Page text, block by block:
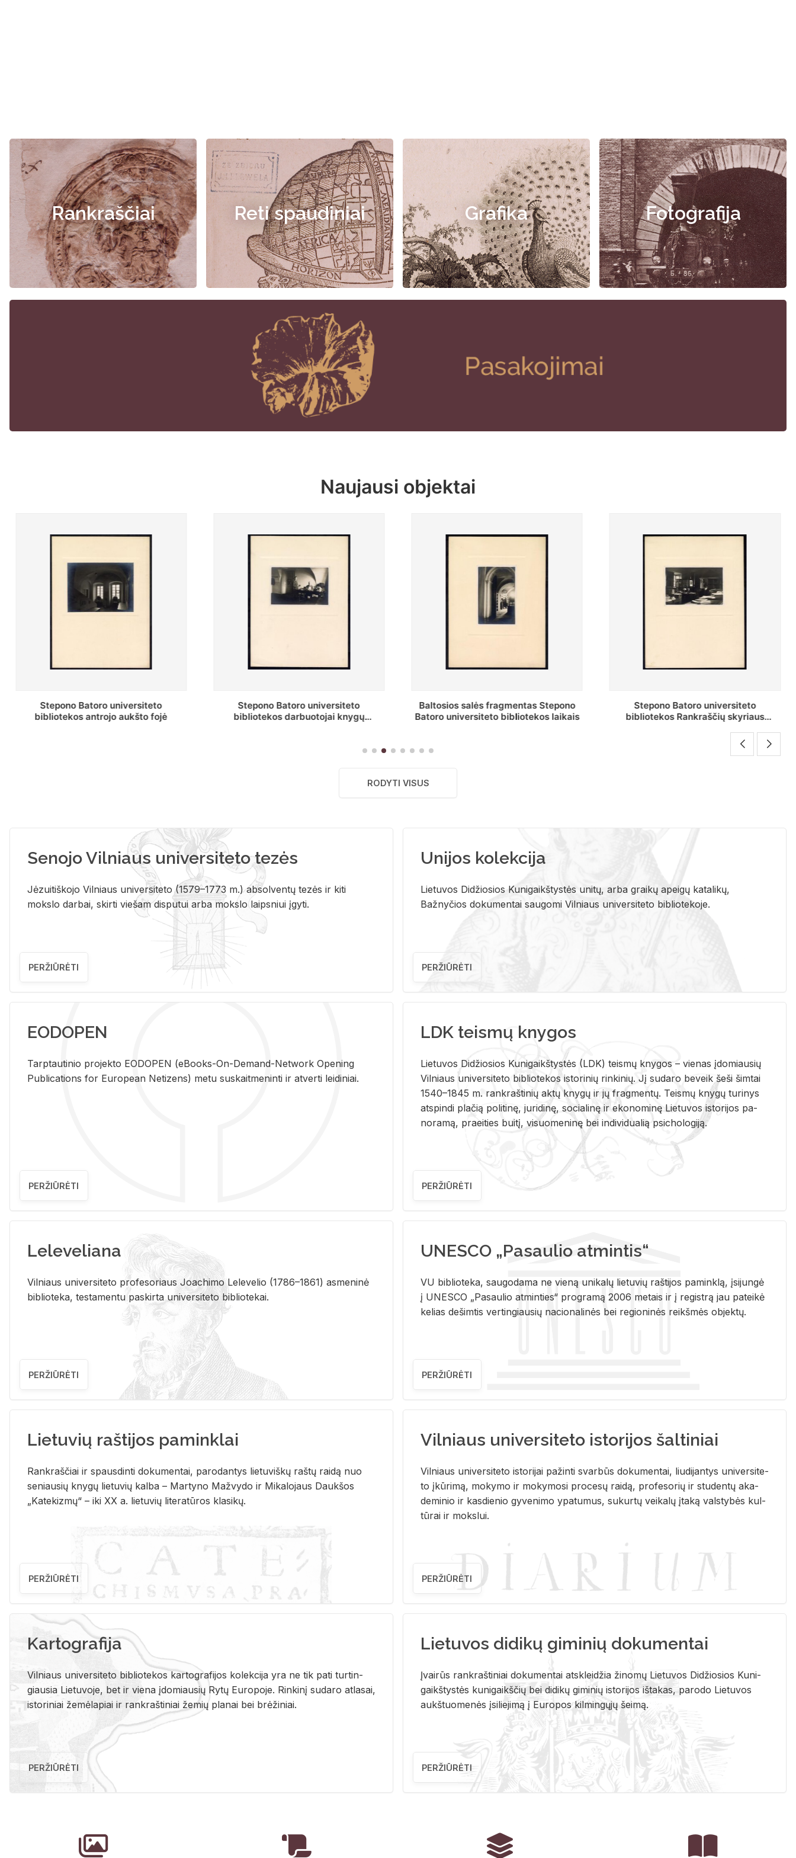
Rankraščiai Reti spaudiniai Grafika Fotografija
Naujausi objektai
Stepono Batoro universiteto
bibliotekos antrojo aukšto fojė
Stepono Batoro universiteto
bibliotekos darbuotojai knygų
Baltosios salės fragmentas Stepono
Batoro universiteto bibliotekos laikais
Stepono Batoro universiteto
bibliotekos Rankraščių skyriaus
RODYTI VISUS
Senojo Vilniaus universiteto tezės
Jėzuitiškojo Vilniaus universiteto (1579–1773 m.) absolventų tezės ir kiti
mokslo darbai, skirti viešam disputui arba mokslo laipsniui įgyti.
PERŽIŪRĖTI
Unijos kolekcija
Lietuvos Didžiosios Kunigaikštystės unitų, arba graikų apeigų katalikų,
Bažnyčios dokumentai saugomi Vilniaus universiteto bibliotekoje.
PERŽIŪRĖTI
EODOPEN
Tarp­tau­ti­nio pro­jek­to EO­DO­PEN (eBo­oks-On-De­mand-Ne­twork Ope­ning
Pub­li­ca­tions for Eu­ro­pe­an Ne­ti­zens) metu su­skait­me­nin­ti ir at­ver­ti lei­di­niai.
PERŽIŪRĖTI
LDK teismų knygos
Lie­tu­vos Di­džio­sios Ku­ni­gaikš­tys­tės (LDK) teis­mų kny­gos – vie­nas įdo­miau­sių
Vil­niaus uni­ver­si­te­to bi­b­lio­te­kos is­to­ri­nių rin­ki­nių. Jį su­da­ro be­veik šeši šim­tai
1540–1845 m. rank­raš­ti­nių aktų kny­gų ir jų frag­men­tų. Teis­mų kny­gų tu­ri­nys
at­spin­di pla­čią po­li­ti­nę, ju­ri­di­nę, so­cia­li­nę ir eko­no­mi­nę Lie­tu­vos is­to­ri­jos pa­
no­ra­mą, pra­ei­ties bui­tį, vi­suo­me­ni­nę bei in­di­vi­dua­lią psi­cho­lo­gi­ją.
PERŽIŪRĖTI
Leleveliana
Vil­niaus uni­ver­si­te­to pro­fe­so­riaus Jo­a­chi­mo Le­le­ve­lio (1786–1861) as­me­ni­nė
bi­b­lio­te­ka, te­sta­men­tu pa­skir­ta uni­ver­si­te­to bi­b­lio­te­kai.
PERŽIŪRĖTI
UNESCO „Pasaulio atmintis“
VU biblioteka, saugodama ne vieną unikalų lietuvių raštijos paminklą, įsijungė
į UNESCO „Pasaulio atminties“ programą 2006 metais ir į registrą jau pateikė
kelias dešimtis vertingiausių nacionalinės bei regioninės reikšmės objektų.
PERŽIŪRĖTI
Lietuvių raštijos paminklai
Rank­raš­čiai ir spaus­din­ti do­ku­men­tai, pa­ro­dan­tys lie­tu­viš­kų raš­tų rai­dą nuo
se­niau­sių kny­gų lie­tu­vių kal­ba – Mar­ty­no Ma­žvy­do ir Mi­ka­lo­jaus Dauk­šos
„Ka­te­kiz­mų“ – iki XX a. lie­tu­vių li­te­ra­tū­ros kla­si­kų.
PERŽIŪRĖTI
Vilniaus universiteto istorijos šaltiniai
Vil­niaus uni­ver­si­te­to is­to­ri­jai pa­žin­ti svar­būs do­ku­men­tai, liu­di­jan­tys uni­ver­si­te­
to įkū­ri­mą, mo­ky­mo ir mo­ky­mo­si pro­ce­sų rai­dą, pro­fe­so­rių ir stu­den­tų aka­
de­mi­nio ir kas­die­nio gy­ve­ni­mo ypa­tu­mus, su­kur­tų vei­ka­lų įta­ką vals­ty­bės kul­
tū­rai ir moks­lui.
PERŽIŪRĖTI
Kartografija
Vil­niaus uni­ver­si­te­to bi­b­lio­te­kos kar­to­gra­fi­jos ko­lek­ci­ja yra ne tik pati tur­tin­
giau­sia Lie­tu­vo­je, bet ir vie­na įdo­miau­sių Rytų Eu­ro­po­je. Rin­ki­nį su­da­ro at­la­sai,
is­to­ri­niai že­mė­la­piai ir rank­raš­ti­niai že­mių pla­nai bei brė­ži­niai.
PERŽIŪRĖTI
Lietuvos didikų giminių dokumentai
Įvai­rūs rank­raš­ti­niai do­ku­men­tai at­sklei­džia ži­no­mų Lie­tu­vos Di­džio­sios Ku­ni­
gaikš­tys­tės ku­ni­gaikš­čių bei di­di­kų gi­mi­nių is­to­ri­jos iš­ta­kas, pa­ro­do Lie­tu­vos
aukš­tuo­me­nės įsi­lie­ji­mą į Eu­ro­pos kil­min­gų­jų šei­mą.
PERŽIŪRĖTI